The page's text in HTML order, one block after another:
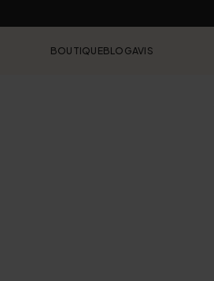
BOUTIQUEBLOGAVIS